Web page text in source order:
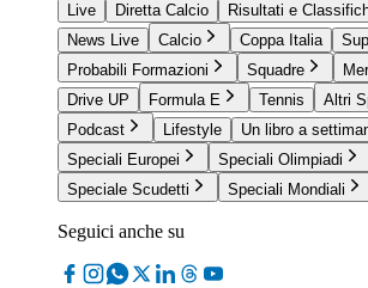
Live
Diretta Calcio
Risultati e
News Live
Calcio Coppa Italia
Probabili Formazioni
Squadre
Drive UP
Formula E Tennis Altri
Podcast
Lifestyle
Un libro a
Speciali Europei
Speciali Olimpiadi
Speciale Scudetti
Speciali Mondiali
Seguici anche su